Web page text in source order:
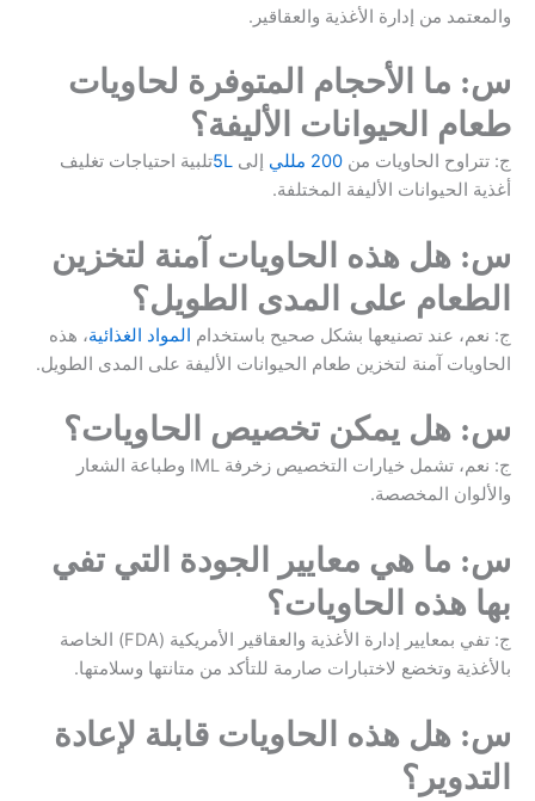
والمعتمد من إدارة الأغذية والعقاقير.
س: ما الأحجام المتوفرة لحاويات
طعام الحيوانات الأليفة؟
ج: تتراوح الحاويات من 200 مللي إلى 5Lتلبية احتياجات تغليف
أغذية الحيوانات الأليفة المختلفة.
س: هل هذه الحاويات آمنة لتخزين
الطعام على المدى الطويل؟
ج: نعم، عند تصنيعها بشكل صحيح باستخدام المواد الغذائية، هذه
الحاويات آمنة لتخزين طعام الحيوانات الأليفة على المدى الطويل.
س: هل يمكن تخصيص الحاويات؟
ج: نعم، تشمل خيارات التخصيص زخرفة IML وطباعة الشعار
والألوان المخصصة.
س: ما هي معايير الجودة التي تفي
بها هذه الحاويات؟
ج: تفي بمعايير إدارة الأغذية والعقاقير الأمريكية (FDA) الخاصة
بالأغذية وتخضع لاختبارات صارمة للتأكد من متانتها وسلامتها.
س: هل هذه الحاويات قابلة لإعادة
التدوير؟